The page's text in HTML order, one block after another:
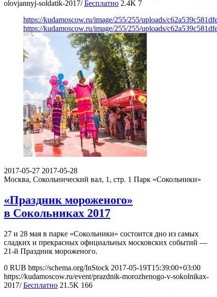
olovjannyj-soldatik-2017/ Бесплатно 2.4K 7
https://kudamoscow.ru/image/255/255/uploads/
https://kudamoscow.ru/image/255/255/uploads/
2017-05-27 2017-05-28
Москва, Сокольнический вал, 1, стр. 1 Парк «Сокольники»
«Праздник мороженого»
в Сокольниках 2017
27 и 28 мая в парке «Сокольники» состоится дно из самых
сладких и прекрасных официальных московских событий —
21-й Праздник мороженого.
0 RUB https://schema.org/InStock 2017-05-19T15:39:00+03:00
https://kudamoscow.ru/event/prazdnik-morozhenogo-v-sokolnikax-
2017/ Бесплатно 21.5K 166